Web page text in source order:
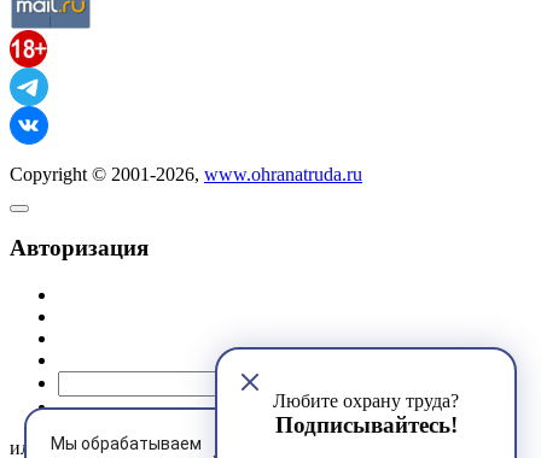
Мы обрабатываем
Любите охрану труда?
Подписывайтесь!
Copyright © 2001-2026, www.ohranatruda.ru
Авторизация
или